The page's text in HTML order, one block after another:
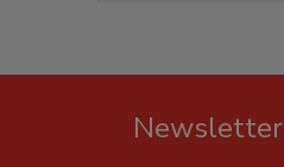
Newsletter